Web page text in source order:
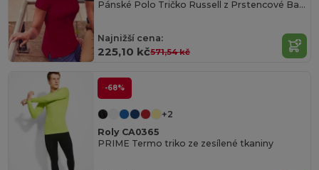
Pánské Polo Tričko Russell z Prstencové Bavlny
Najnižší cena:
225,10 kč571,54 kč
-68%
+2
Roly CA0365
PRIME Termo triko ze zesílené tkaniny